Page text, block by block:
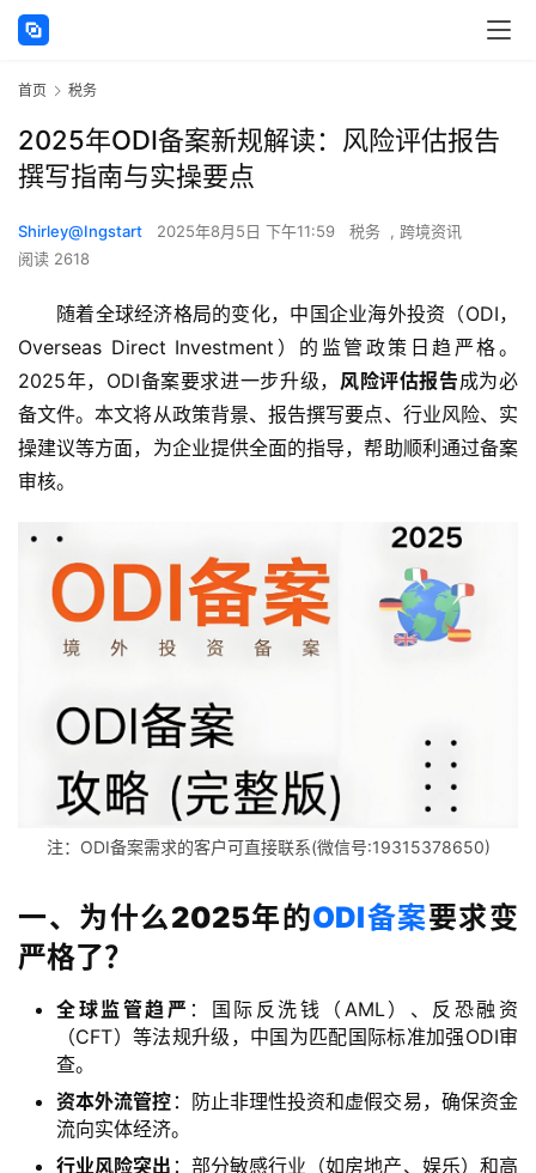
首页 税务
2025年ODI备案新规解读：风险评估报告
撰写指南与实操要点
Shirley@Ingstart 2025年8月5日 下午11:59 税务 , 跨境资讯
阅读 2618
随着全球经济格局的变化，中国企业海外投资（ODI，
Overseas Direct Investment）的监管政策日趋严格。
2025年，ODI备案要求进一步升级， 风险评估报告成为必
备文件。本文将从政策背景、报告撰写要点、行业风险、实
操建议等方面，为企业提供全面的指导，帮助顺利通过备案
审核。
注：ODI备案需求的客户可直接联系(微信号:19315378650)
一、为什么2025年的ODI备案要求变
严格了？
全球监管趋严 ：国际反洗钱（AML）、反恐融资
（CFT）等法规升级，中国为匹配国际标准加强ODI审
查。
资本外流管控 ：防止非理性投资和虚假交易，确保资金
流向实体经济。
行业风险突出 ：部分敏感行业（如房地产、娱乐）和高